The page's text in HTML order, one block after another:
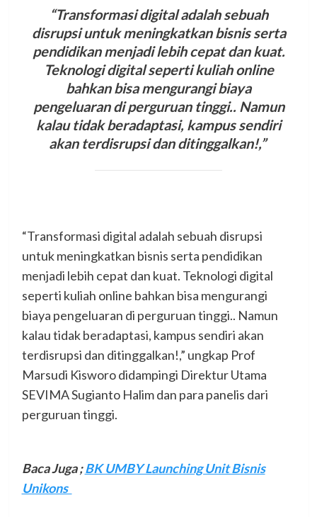
“Transformasi digital adalah sebuah
disrupsi untuk meningkatkan bisnis serta
pendidikan menjadi lebih cepat dan kuat.
Teknologi digital seperti kuliah online
bahkan bisa mengurangi biaya
pengeluaran di perguruan tinggi.. Namun
kalau tidak beradaptasi, kampus sendiri
akan terdisrupsi dan ditinggalkan!,”
“Transformasi digital adalah sebuah disrupsi
untuk meningkatkan bisnis serta pendidikan
menjadi lebih cepat dan kuat. Teknologi digital
seperti kuliah online bahkan bisa mengurangi
biaya pengeluaran di perguruan tinggi.. Namun
kalau tidak beradaptasi, kampus sendiri akan
terdisrupsi dan ditinggalkan!,” ungkap Prof
Marsudi Kisworo didampingi Direktur Utama
SEVIMA Sugianto Halim dan para panelis dari
perguruan tinggi.
Baca Juga ;BK UMBY Launching Unit Bisnis
Unikons